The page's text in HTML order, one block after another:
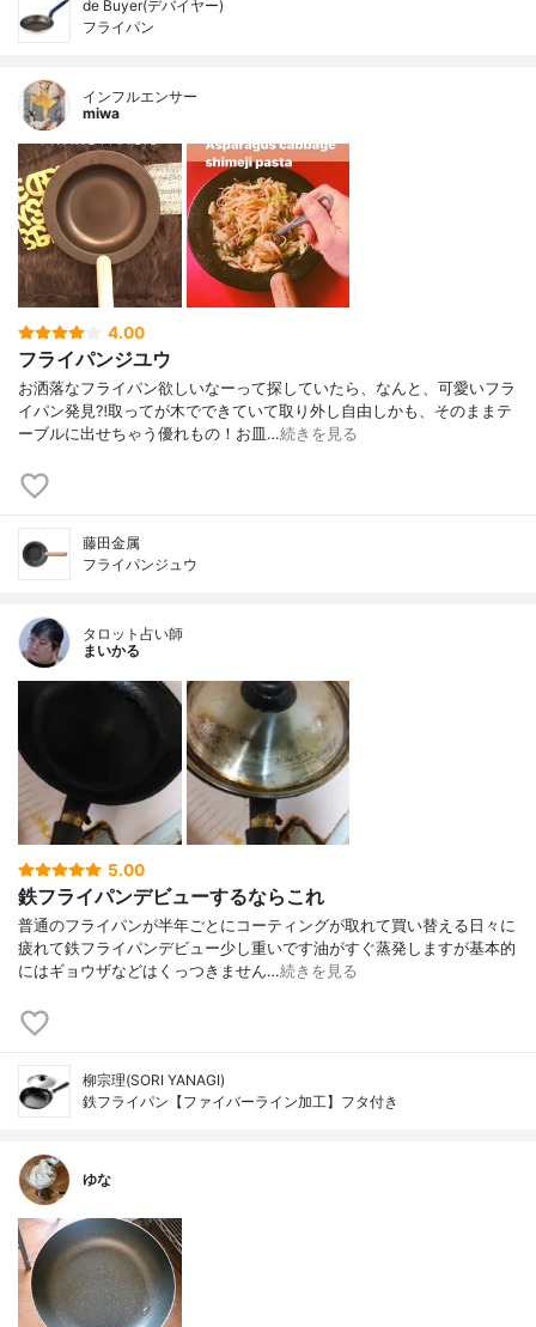
de Buyer(デバイヤー)
フライパン
インフルエンサー
miwa
4.00
フライパンジユウ
お洒落なフライパン欲しいなーって探していたら、なんと、可愛いフラ
イパン発見⁈取ってが木でできていて取り外し自由しかも、そのままテ
ーブルに出せちゃう優れもの！お皿…続きを見る
藤田金属
フライパンジュウ
タロット占い師
まいかる
5.00
鉄フライパンデビューするならこれ
普通のフライパンが半年ごとにコーティングが取れて買い替える日々に
疲れて鉄フライパンデビュー少し重いです油がすぐ蒸発しますが基本的
にはギョウザなどはくっつきません…続きを見る
柳宗理(SORI YANAGI)
鉄フライパン【ファイバーライン加工】フタ付き
ゆな